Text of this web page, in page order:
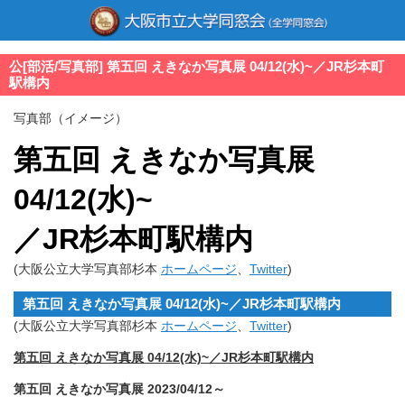
公[部活/写真部] 第五回 えきなか写真展 04/12(水)~／JR杉本町
駅構内
写真部（イメージ）
第五回 えきなか写真展
04/12(水)~
／JR杉本町駅構内
(大阪公立大学写真部杉本 ホームページ Twitter)
第五回 えきなか写真展 04/12(水)~／JR杉本町駅構内
(大阪公立大学写真部杉本 ホームページ Twitter)
第五回 えきなか写真展 04/12(水)~／JR杉本町駅構内
第五回 えきなか写真展 2023/04/12～